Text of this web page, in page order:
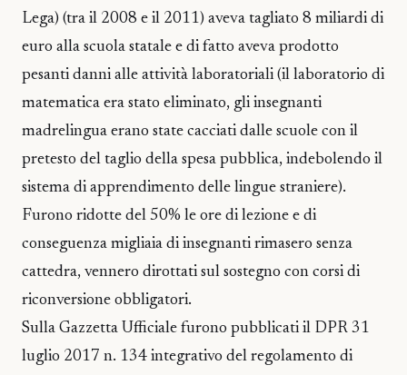
Lega) (tra il 2008 e il 2011) aveva tagliato 8 miliardi di
euro alla scuola statale e di fatto aveva prodotto
pesanti danni alle attività laboratoriali (il laboratorio di
matematica era stato eliminato, gli insegnanti
madrelingua erano state cacciati dalle scuole con il
pretesto del taglio della spesa pubblica, indebolendo il
sistema di apprendimento delle lingue straniere).
Furono ridotte del 50% le ore di lezione e di
conseguenza migliaia di insegnanti rimasero senza
cattedra, vennero dirottati sul sostegno con corsi di
riconversione obbligatori.
Sulla Gazzetta Ufficiale furono pubblicati il DPR 31
luglio 2017 n. 134 integrativo del regolamento di